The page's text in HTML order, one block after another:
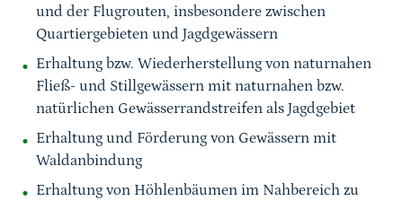
und der Flugrouten, insbesondere zwischen
Quartiergebieten und Jagdgewässern
Erhaltung bzw. Wiederherstellung von naturnahen
Fließ- und Stillgewässern mit naturnahen bzw.
natürlichen Gewässerrandstreifen als Jagdgebiet
Erhaltung und Förderung von Gewässern mit
Waldanbindung
Erhaltung von Höhlenbäumen im Nahbereich zu